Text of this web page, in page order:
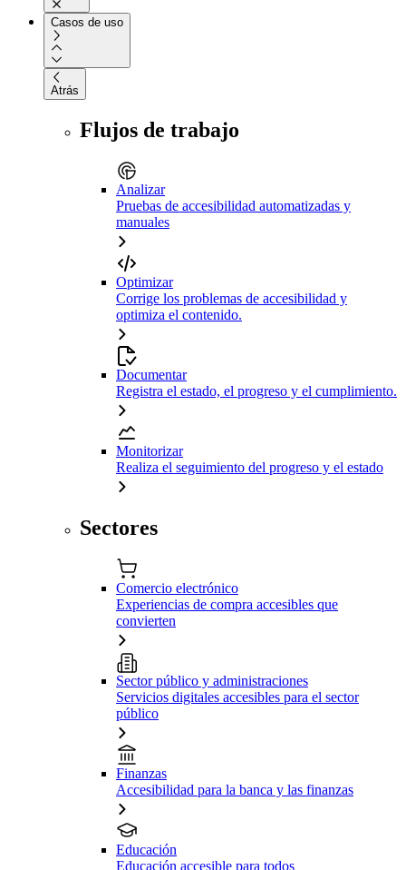
Casos de uso
Atrás
Flujos de trabajo
Analizar
Pruebas de accesibilidad automatizadas y
manuales
Optimizar
Corrige los problemas de accesibilidad y
optimiza el contenido.
Documentar
Registra el estado, el progreso y el cumplimiento.
Monitorizar
Realiza el seguimiento del progreso y el estado
Sectores
Comercio electrónico
Experiencias de compra accesibles que
convierten
Sector público y administraciones
Servicios digitales accesibles para el sector
público
Finanzas
Accesibilidad para la banca y las finanzas
Educación
Educación accesible para todos